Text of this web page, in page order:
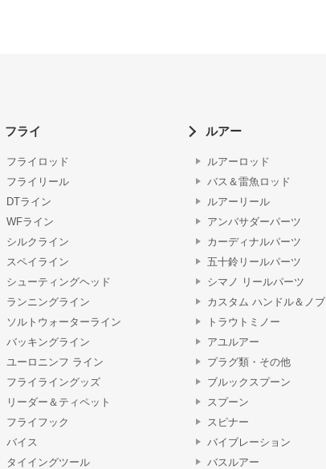
フライ
フライロッド
フライリール
DTライン
WFライン
シルクライン
スペイライン
シューティングヘッド
ランニングライン
ソルトウォーターライン
バッキングライン
ユーロニンフ ライン
フライライングッズ
リーダー＆ティペット
フライフック
バイス
タイイングツール
ルアー
ルアーロッド
バス＆雷魚ロッド
ルアーリール
アンバサダーパーツ
カーディナルパーツ
五十鈴リールパーツ
シマノ リールパーツ
カスタム ハンドル＆ノブ
トラウトミノー
アユルアー
プラグ類・その他
ブルックスプーン
スプーン
スピナー
バイブレーション
バスルアー